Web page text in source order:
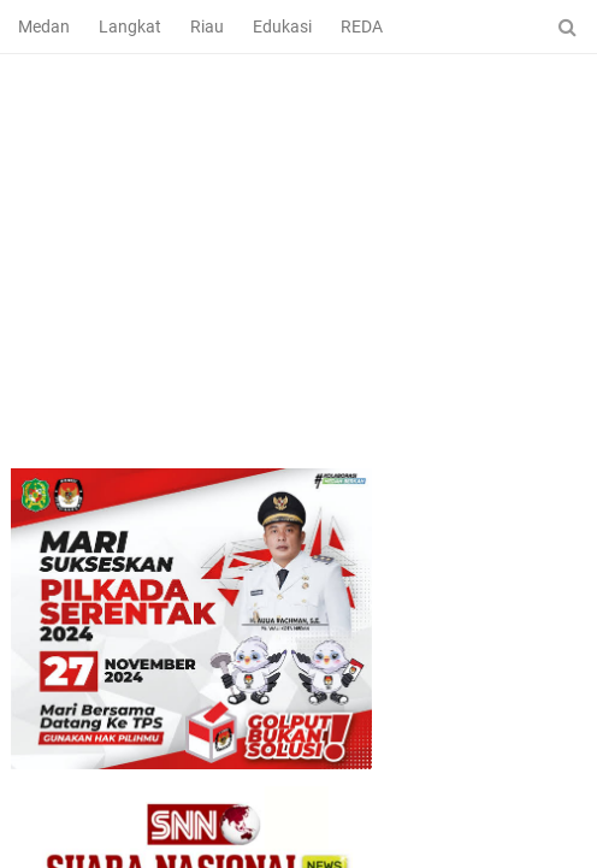
Medan Langkat Riau Edukasi REDAKSI